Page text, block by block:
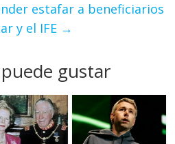
estafar a beneficiarios
y el IFE →
gustar